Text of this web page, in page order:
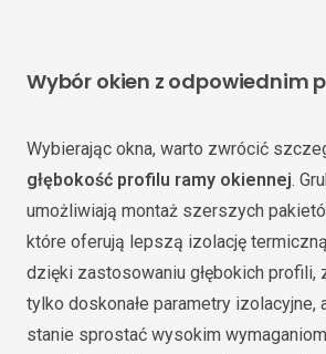
Wybór okien z odpowiednim
Wybierając okna, warto zwrócić
głębokość profilu ramy okiennej.
umożliwiają montaż szerszych
które oferują lepszą izolację
dzięki zastosowaniu głębokich profili,
tylko doskonałe parametry izolacyjne,
stanie sprostać wysokim